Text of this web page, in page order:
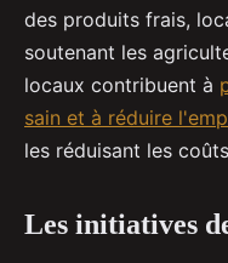
des produits frais,
soutenant les
locaux contribuent à
sain et à réduire
les réduisant les
Les initiatives